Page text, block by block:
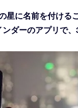
星に名前を付ける
ダーのアプリで